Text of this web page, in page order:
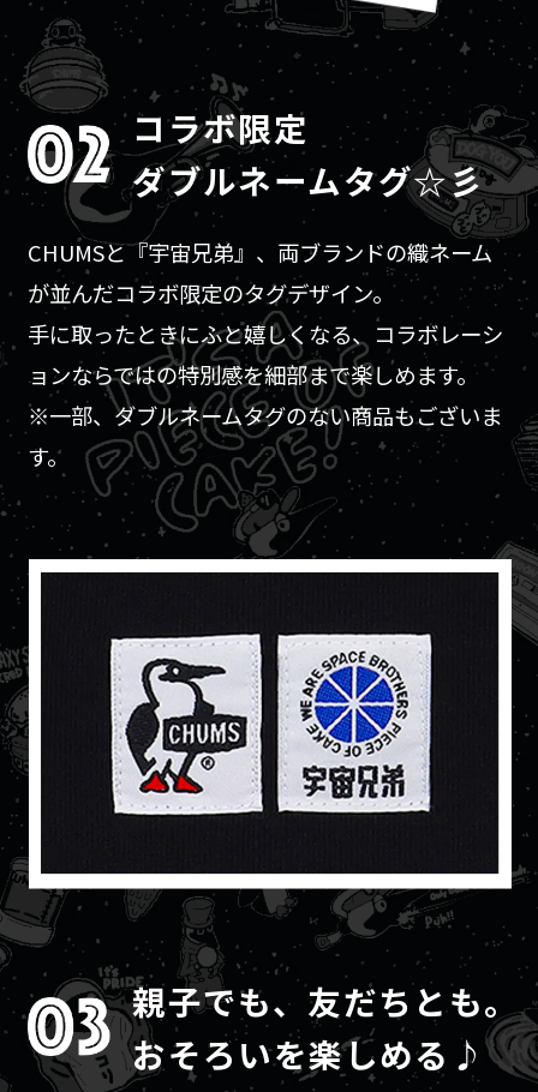
コラボ限定
ダブルネームタグ☆彡
CHUMSと『宇宙兄弟』、両ブランドの織ネーム
が並んだコラボ限定のタグデザイン。
手に取ったときにふと嬉しくなる、コラボレーシ
ョンならではの特別感を細部まで楽しめます。
※一部、ダブルネームタグのない商品もございま
す。
親子でも、友だちとも。
おそろいを楽しめる♪